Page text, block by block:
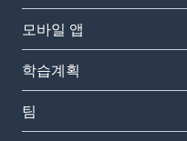
모바일 앱
학습계획
팀